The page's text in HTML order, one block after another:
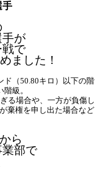
手
が
で
ました！
（50.80キロ）以下の階
級。
る場合や、一方が負傷し
棄権を申し出た場合など
ら
部で